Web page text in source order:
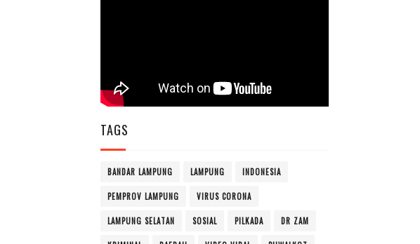
TAGS
BANDAR LAMPUNG LAMPUNG INDONESIA
PEMPROV LAMPUNG VIRUS CORONA
LAMPUNG SELATAN SOSIAL PILKADA DR ZAM